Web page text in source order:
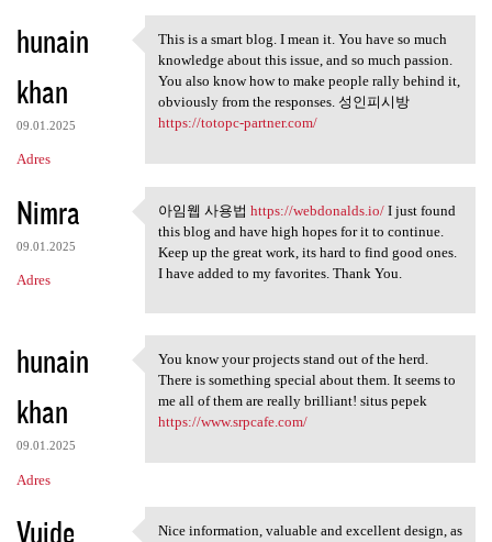
hunain
khan
09.01.2025
Adres
This is a smart blog. I mean
This is a smart blog. I mean it. You have so much
knowledge about this issue, and so much passion.
You also know how to make people rally behind it,
obviously from the responses. 성인피시방
https://totopc-partner.com/
Nimra
09.01.2025
Adres
아임웹 사용법 https://webdonalds.io
아임웹 사용법 https://webdonalds.io/I just found
this blog and have high hopes for it to continue.
Keep up the great work, its hard to find good ones.
I have added to my favorites. Thank You.
hunain
khan
09.01.2025
Adres
You know your projects stand
You know your projects stand out of the herd.
There is something special about them. It seems to
me all of them are really brilliant! situs pepek
https://www.srpcafe.com/
Vuide Nice information, valuable and excellent design, as